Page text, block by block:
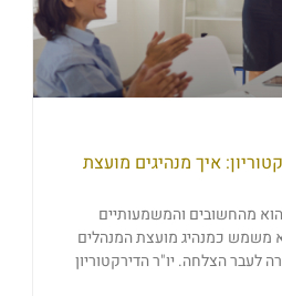
איך מנהיגים מועצת
הוא מהחשובים והמשמעותיים
משמש כמנהיג מועצת המנהלים
לעבר הצלחה. יו"ר הדירקטוריון